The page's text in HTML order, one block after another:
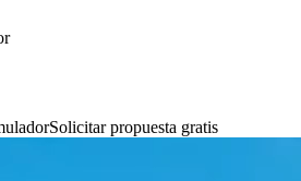
Solicitar propuesta gratis